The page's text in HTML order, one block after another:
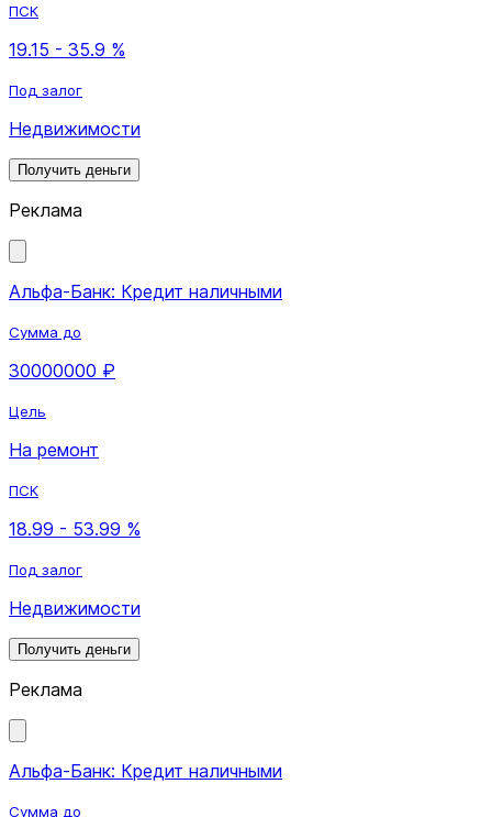
ПСК
19.15 - 35.9 %
Под залог
Недвижимости
Получить деньги
Реклама
Альфа-Банк: Кредит наличными
Сумма до
30000000 ₽
Цель
На ремонт
ПСК
18.99 - 53.99 %
Под залог
Недвижимости
Получить деньги
Реклама
Альфа-Банк: Кредит наличными
Сумма до